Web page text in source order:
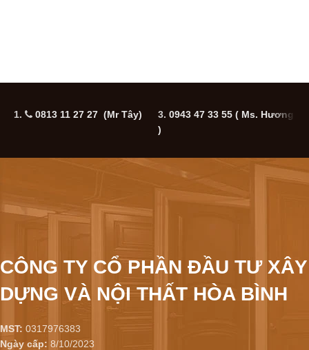
1. 0813 11 27 27 (Mr Tây) 3. 0943 47 33 55 ( Ms. Hương
)
CÔNG TY CỔ PHẦN ĐẦU TƯ XÂY
DỰNG VÀ NỘI THẤT HÒA BÌNH
MST: 0317976383
Ngày cấp: 8/10/2023